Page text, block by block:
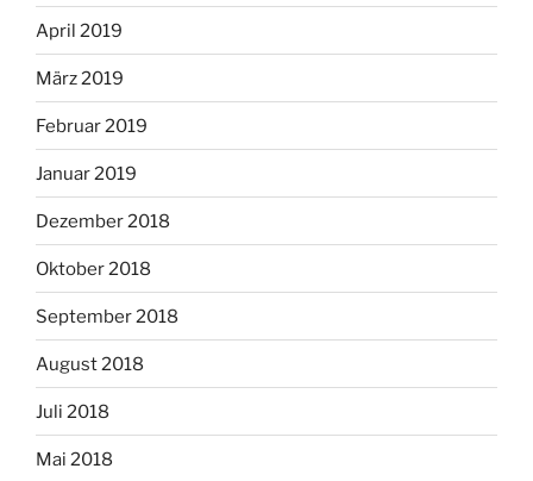
April 2019
März 2019
Februar 2019
Januar 2019
Dezember 2018
Oktober 2018
September 2018
August 2018
Juli 2018
Mai 2018